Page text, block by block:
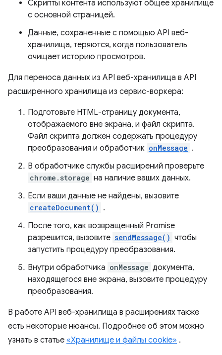
Скрипты контента используют общее хранилище
с основной страницей.
Данные, сохраненные с помощью API веб-
хранилища, теряются, когда пользователь
очищает историю просмотров.
Для переноса данных из API веб-хранилища в API
расширенного хранилища из сервис-воркера:
Подготовьте HTML-страницу документа,
отображаемого вне экрана, и файл скрипта.
Файл скрипта должен содержать процедуру
преобразования и обработчик onMessage .
В обработчике службы расширений проверьте
chrome.storage на наличие ваших данных.
Если ваши данные не найдены, вызовите
createDocument() .
После того, как возвращенный Promise
разрешится, вызовите sendMessage() чтобы
запустить процедуру преобразования.
Внутри обработчика onMessage документа,
находящегося вне экрана, вызовите процедуру
преобразования.
В работе API веб-хранилища в расширениях также
есть некоторые нюансы. Подробнее об этом можно
узнать в статье «Хранилище и файлы cookie» .